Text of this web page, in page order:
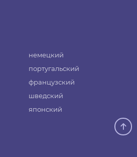
немецкий
португальский
французский
шведский
японский